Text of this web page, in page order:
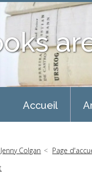
Accueil
Colgan
Page